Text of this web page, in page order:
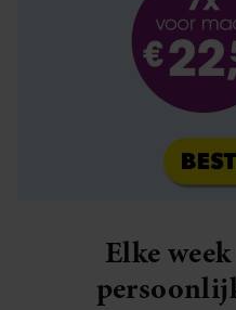
Elke